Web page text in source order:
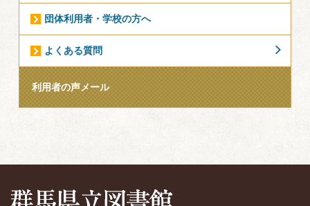
団体利用者・学校の方へ
よくある質問
利用者の声メール